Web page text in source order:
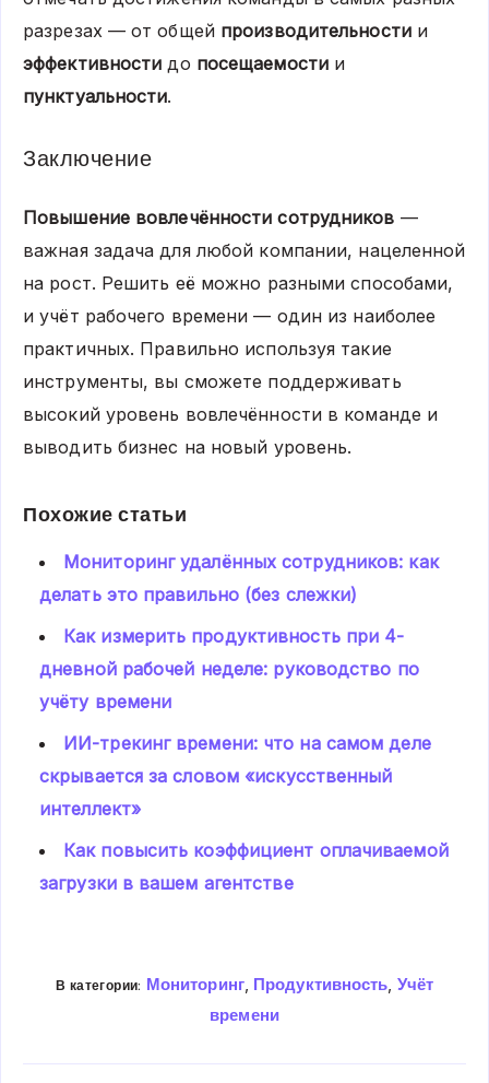
разрезах — от общей производительности и
эффективностидо посещаемости и
пунктуальности.
Заключение
Повышение вовлечённости сотрудников —
важная задача для любой компании, нацеленной
на рост. Решить её можно разными способами,
и учёт рабочего времени — один из наиболее
практичных. Правильно используя такие
инструменты, вы сможете поддерживать
высокий уровень вовлечённости в команде и
выводить бизнес на новый уровень.
Похожие статьи
Мониторинг удалённых сотрудников: как
делать это правильно (без слежки)
Как измерить продуктивность при 4-
дневной рабочей неделе: руководство по
учёту времени
ИИ-трекинг времени: что на самом деле
скрывается за словом «искусственный
интеллект»
Как повысить коэффициент оплачиваемой
загрузки в вашем агентстве
В категории: Мониторинг, Продуктивность, Учёт
времени